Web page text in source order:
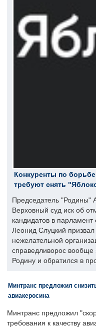
Конкуренты по
требуют снять
Председатель "Родины"
Верховный суд иск об
кандидатов в
Леонид Слуцкий призвал
нежелательной
справедливорос вообще
Родину и обратился в
Минтранс предложил
авиакеросина
Минтранс предложил
требования к качеству